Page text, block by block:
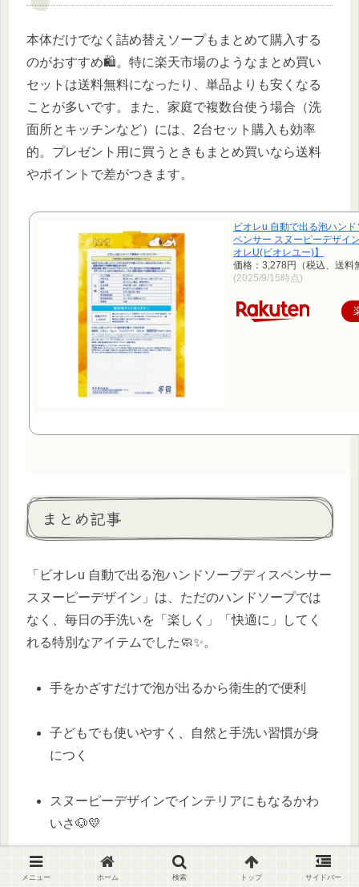
本体だけでなく詰め替えソープもまとめて購入する
のがおすすめ🛍️。特に楽天市場のようなまとめ買い
セットは送料無料になったり、単品よりも安くなる
ことが多いです。また、家庭で複数台使う場合（洗
面所とキッチンなど）には、2台セット購入も効率
的。プレゼント用に買うときもまとめ買いなら送料
やポイントで差がつきます。
ビオレu 自動で出る泡ハン
ペンサー スヌーピーデザイ
オレU(ビオレユー)】
価格：3,278円（税込、送料
(2025/9/15時点)
まとめ記事
「ビオレu 自動で出る泡ハンドソープディスペンサー
スヌーピーデザイン」は、ただのハンドソープでは
なく、毎日の手洗いを「楽しく」「快適に」してく
れる特別なアイテムでした🧼✨。
手をかざすだけで泡が出るから衛生的で便利
子どもでも使いやすく、自然と手洗い習慣が身
につく
スヌーピーデザインでインテリアにもなるかわ
いさ🐶💛
専用の詰め替えソープは手に入りやすく、家族
メニュー ホーム 検索 トップ サイドバー